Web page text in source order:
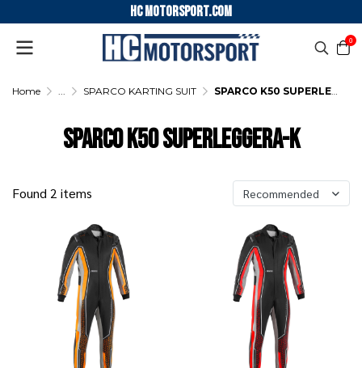
HC motorsport.COM
0
Home ... SPARCO KARTING SUIT SPARCO K50 SUPERLEGGERA-K
SPARCO K50 SUPERLEGGERA-K
Found 2 items Recommended